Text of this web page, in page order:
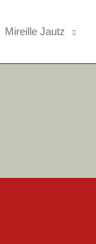
Mireille Jautz